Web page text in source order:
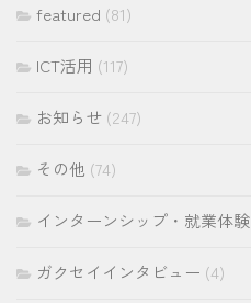
featured (81)
ICT活用 (117)
お知らせ (247)
その他 (74)
インターンシップ・就業体験
ガクセイインタビュー (4)